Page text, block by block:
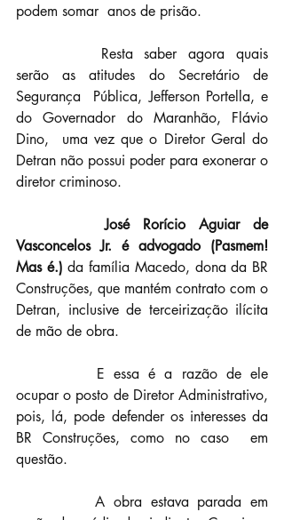
podem somar  anos de prisão.
serão as atitudes do Secretário de
Segurança  Pública, Jefferson Portella, e
do Governador do Maranhão, Flávio
Dino,  uma vez que o Diretor Geral do
Detran não possui poder para exonerar o
diretor criminoso.
José Rorício Aguiar de
Vasconcelos Jr. é advogado (Pasmem!
Mas é.) da família Macedo, dona da BR
Construções, que mantém contrato com o
Detran, inclusive de terceirização ilícita
de mão de obra.
ocupar o posto de Diretor Administrativo,
pois, lá, pode defender os interesses da
BR Construções, como no caso  em
questão.
		A obra estava parada em